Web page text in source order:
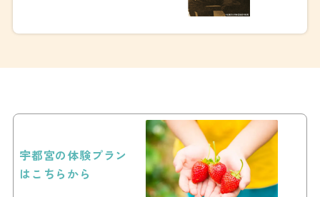
宇都宮の体験プラン
はこちらから